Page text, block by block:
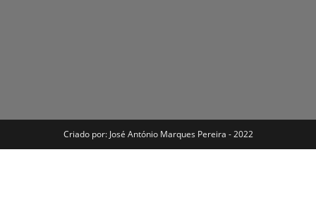
Criado por: José António Marques Pereira - 2022